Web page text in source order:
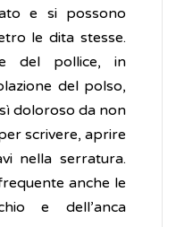
e si possono
le dita stesse.
del pollice, in
del polso,
doloroso da non
scrivere, aprire
nella serratura.
anche le
e dell’anca